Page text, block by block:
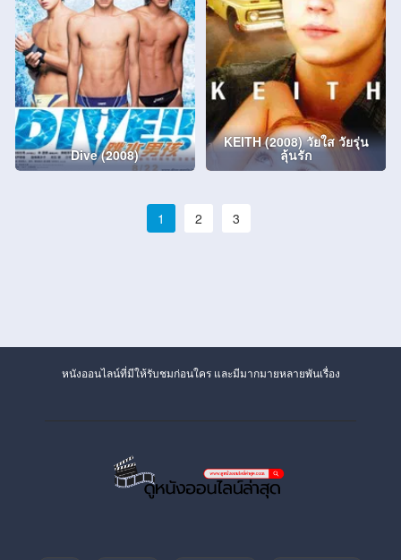
Dive (2008)
KEITH (2008) วัยใส วัยรุ่น
ลุ้นรัก
1 2 3
หนังออนไลน์ที่มีให้รับชมก่อนใคร และมีมากมายหลายพันเรื่อง